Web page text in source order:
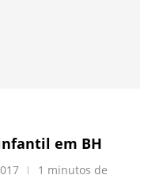
em BH
1 minutos de